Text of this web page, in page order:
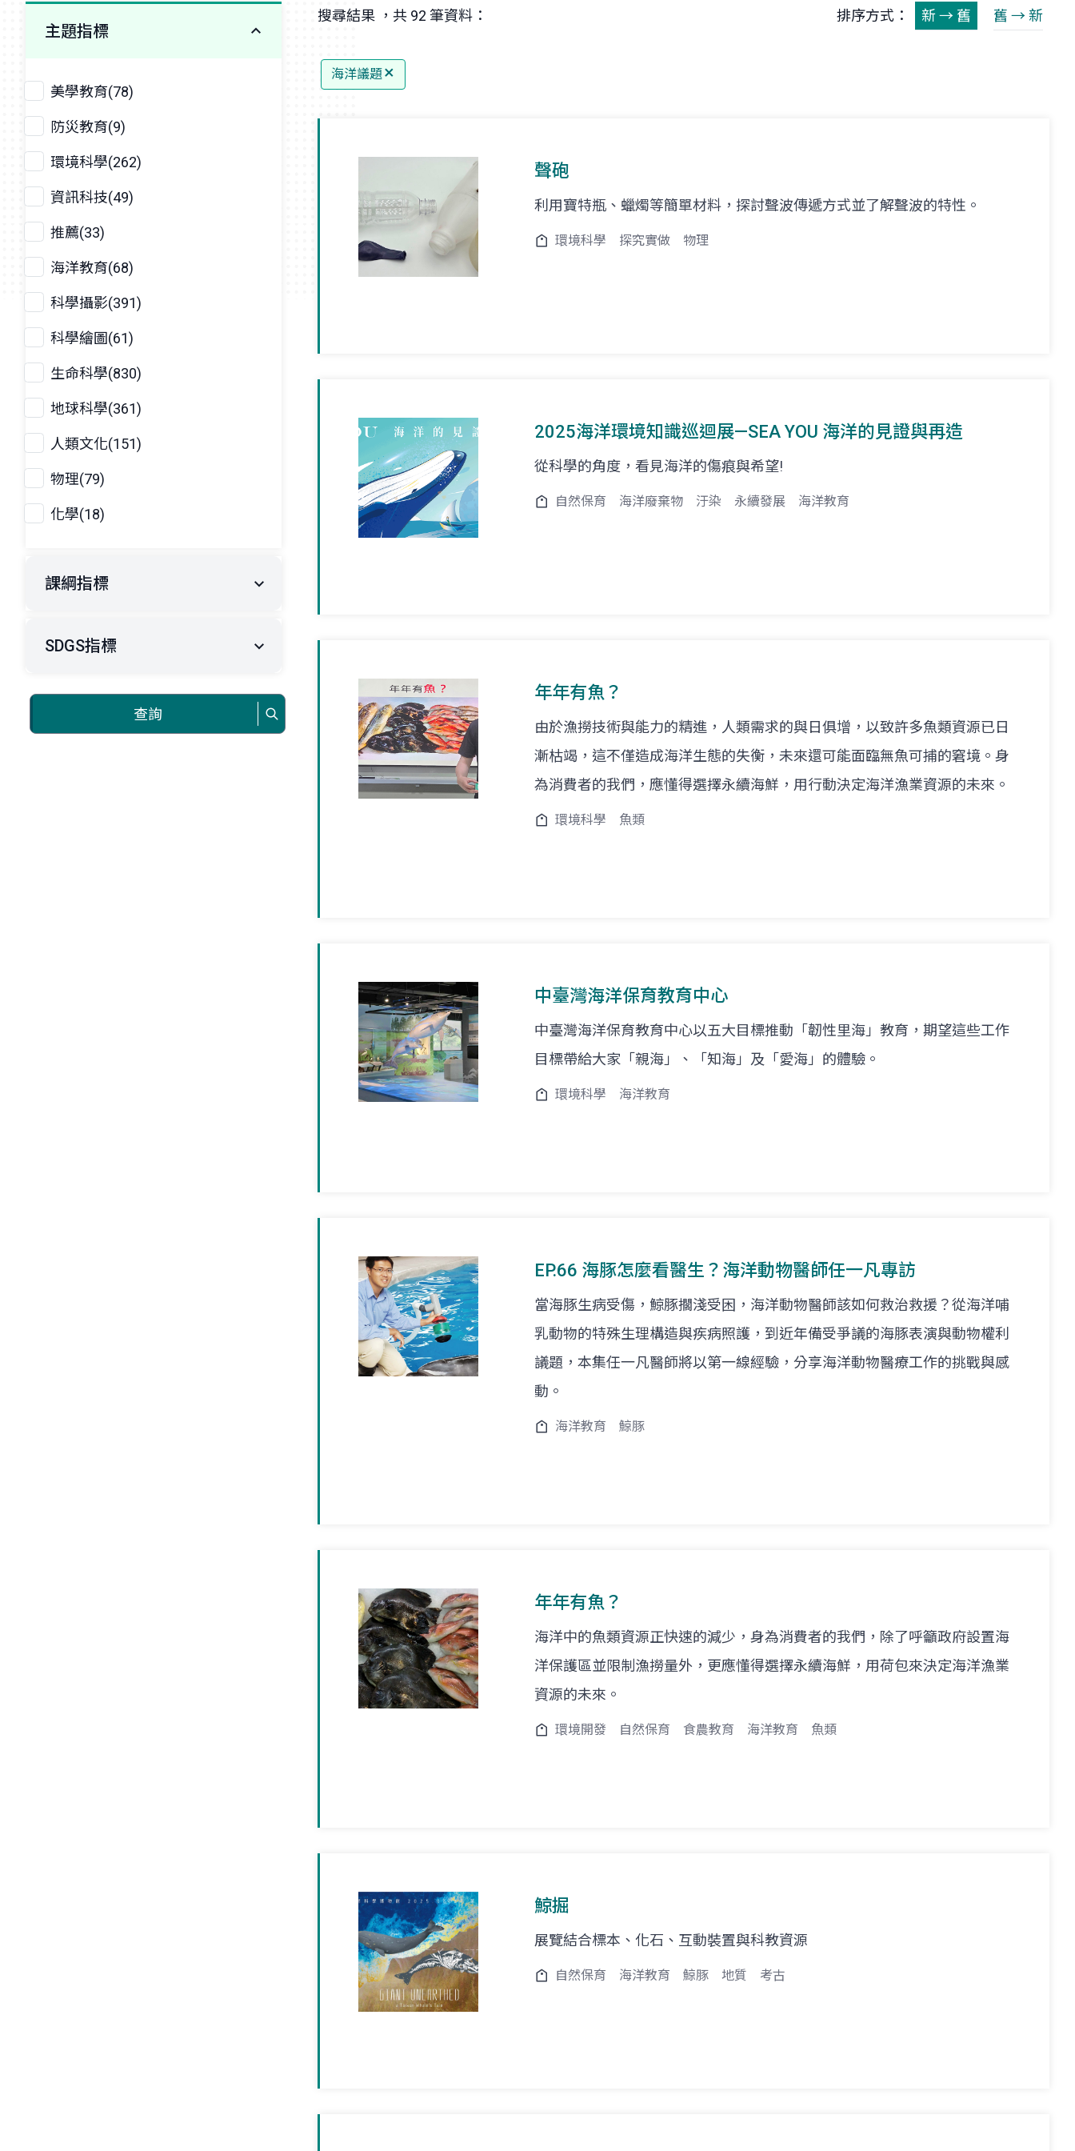
主題指標
美學教育(78)
防災教育(9)
環境科學(262)
資訊科技(49)
推薦(33)
海洋教育(68)
科學攝影(391)
科學繪圖(61)
生命科學(830)
地球科學(361)
人類文化(151)
物理(79)
化學(18)
課綱指標
SDGS指標
查詢
搜尋結果 ，共 92 筆資料： 排序方式： 新 → 舊 舊 → 新
海洋議題
聲砲
利用寶特瓶、蠟燭等簡單材料，探討聲波傳遞方式並了解聲波的特性。
環境科學 探究實做 物理
2025海洋環境知識巡迴展—SEA YOU 海洋的見證與再造
從科學的角度，看見海洋的傷痕與希望!
自然保育 海洋廢棄物 汙染 永續發展 海洋教育
年年有魚？
由於漁撈技術與能力的精進，人類需求的與日俱增，以致許多魚類資源已日
漸枯竭，這不僅造成海洋生態的失衡，未來還可能面臨無魚可捕的窘境。身
為消費者的我們，應懂得選擇永續海鮮，用行動決定海洋漁業資源的未來。
環境科學 魚類
中臺灣海洋保育教育中心
中臺灣海洋保育教育中心以五大目標推動「韌性里海」教育，期望這些工作
目標帶給大家「親海」、「知海」及「愛海」的體驗。
環境科學 海洋教育
EP.66 海豚怎麼看醫生？海洋動物醫師任一凡專訪
當海豚生病受傷，鯨豚擱淺受困，海洋動物醫師該如何救治救援？從海洋哺
乳動物的特殊生理構造與疾病照護，到近年備受爭議的海豚表演與動物權利
議題，本集任一凡醫師將以第一線經驗，分享海洋動物醫療工作的挑戰與感
動。
海洋教育 鯨豚
年年有魚？
海洋中的魚類資源正快速的減少，身為消費者的我們，除了呼籲政府設置海
洋保護區並限制漁撈量外，更應懂得選擇永續海鮮，用荷包來決定海洋漁業
資源的未來。
環境開發 自然保育 食農教育 海洋教育 魚類
鯨掘
展覽結合標本、化石、互動裝置與科教資源
自然保育 海洋教育 鯨豚 地質 考古